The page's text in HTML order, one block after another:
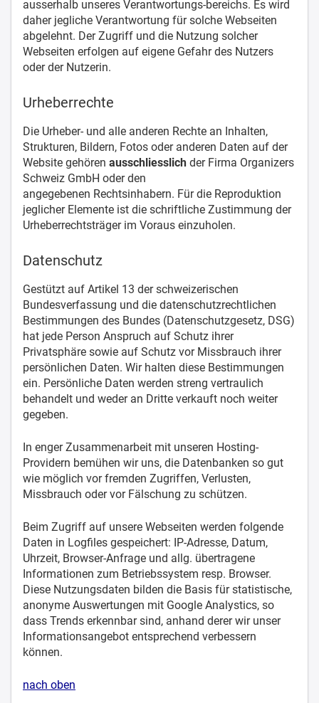
ausserhalb unseres Verantwortungs-bereichs. Es wird
daher jegliche Verantwortung für solche Webseiten
abgelehnt. Der Zugriff und die Nutzung solcher
Webseiten erfolgen auf eigene Gefahr des Nutzers
oder der Nutzerin.
Urheberrechte
Die Urheber- und alle anderen Rechte an Inhalten,
Strukturen, Bildern, Fotos oder anderen Daten auf der
Website gehören ausschliesslich der Firma Organizers
Schweiz GmbH oder den
angegebenen Rechtsinhabern. Für die Reproduktion
jeglicher Elemente ist die schriftliche Zustimmung der
Urheberrechtsträger im Voraus einzuholen.
Datenschutz
Gestützt auf Artikel 13 der schweizerischen
Bundesverfassung und die datenschutzrechtlichen
Bestimmungen des Bundes (Datenschutzgesetz, DSG)
hat jede Person Anspruch auf Schutz ihrer
Privatsphäre sowie auf Schutz vor Missbrauch ihrer
persönlichen Daten. Wir halten diese Bestimmungen
ein. Persönliche Daten werden streng vertraulich
behandelt und weder an Dritte verkauft noch weiter
gegeben.
In enger Zusammenarbeit mit unseren Hosting-
Providern bemühen wir uns, die Datenbanken so gut
wie möglich vor fremden Zugriffen, Verlusten,
Missbrauch oder vor Fälschung zu schützen.
Beim Zugriff auf unsere Webseiten werden folgende
Daten in Logfiles gespeichert: IP-Adresse, Datum,
Uhrzeit, Browser-Anfrage und allg. übertragene
Informationen zum Betriebssystem resp. Browser.
Diese Nutzungsdaten bilden die Basis für statistische,
anonyme Auswertungen mit Google Analystics, so
dass Trends erkennbar sind, anhand derer wir unser
Informationsangebot entsprechend verbessern
können.
nach oben